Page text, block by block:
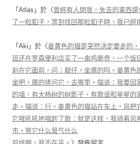
「 Atlas 」於〈曾經有人問我，失去的東西
了一粒釦子，等到找回那粒釦子時，我已經
「 Aki 」於〈姜黄色的猫是突然決定要走的
班还在罗森便利店买了一串鸡脆骨，一个饭
刹在它面前，问：靓仔，坐摩的吗。姜黄色
坐吧。摩的佬问它，去哪里。猫说：我要回
的墙，有大杨树的树影子，有歌谣和星星的
走。猫说：行。姜黄色的猫站在车上，风把
它哦吼吼地唱起了歌：就是这样，我骑着风
市。管它什么景气什么